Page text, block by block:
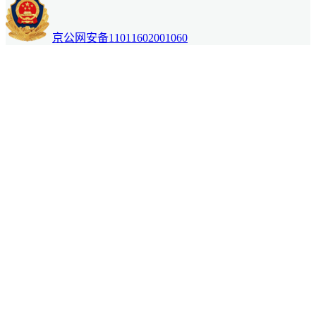
京公网安备11011602001060